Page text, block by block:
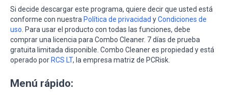
Si decide descargar este programa, quiere decir que usted está
conforme con nuestra Política de privacidad yCondiciones de
uso . Para usar el producto con todas las funciones, debe
comprar una licencia para Combo Cleaner. 7 días de prueba
gratuita limitada disponible. Combo Cleaner es propiedad y está
operado por RCS LT, la empresa matriz de PCRisk.
Menú rápido: